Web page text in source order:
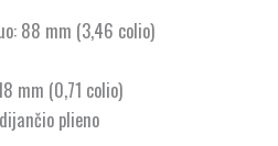
88 mm (3,46 colio)
mm (0,71 colio)
plieno